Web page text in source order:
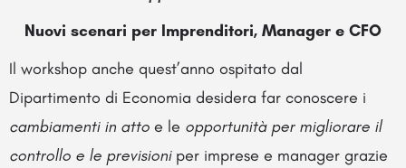
Nuovi scenari per Imprenditori, Manager e CFO
Il workshop anche quest’anno ospitato dal
Dipartimento di Economia desidera far conoscere i
cambiamenti in atto e le opportunità per migliorare il
controllo e le previsioniper imprese e manager grazie